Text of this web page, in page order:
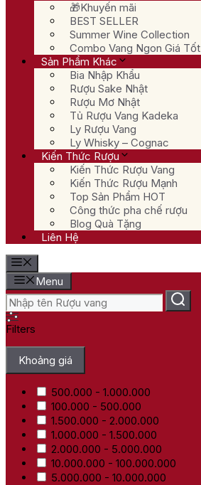
🎁Khuyến mãi
BEST SELLER
Summer Wine Collection
Combo Vang Ngon Giá Tốt
Sản Phẩm Khác
Bia Nhập Khẩu
Rượu Sake Nhật
Rượu Mơ Nhật
Tủ Rượu Vang Kadeka
Ly Rượu Vang
Ly Whisky – Cognac
Kiến Thức Rượu
Kiến Thức Rượu Vang
Kiến Thức Rượu Mạnh
Top Sản Phẩm HOT
Công thức pha chế rượu
Blog Quà Tặng
Liên Hệ
Menu
Filters
Khoảng giá
500.000 - 1.000.000
100.000 - 500.000
1.500.000 - 2.000.000
1.000.000 - 1.500.000
2.000.000 - 5.000.000
10.000.000 - 100.000.000
5.000.000 - 10.000.000